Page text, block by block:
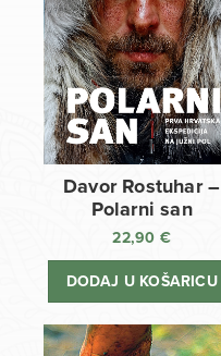
Davor Rostuhar –
Polarni san
22,90 €
DODAJ U KOŠARICU